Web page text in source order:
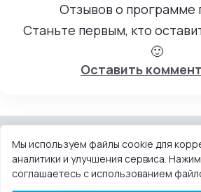
Отзывов о программе
Станьте первым, кто
🙂
Оставить
КОНТАКТЫ
ПОЛЬЗОВАТЕЛЬСКОЕ
ПРАВООБЛАДАТЕЛЯМ
DMCA
Мы используем файлы cookie для
аналитики и улучшения сервиса.
соглашаетесь с использованием